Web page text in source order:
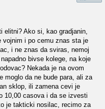
elitni? Ako si, kao gradjanin,
vojnim i po cemu znas sta je
i ne znas da sviras, nemoj
bivse kolege, na koje
Nekada je na ovom
moglo da ne bude para, ali za
sklop, ili zamena cevi je
10,00 casova i da se izvesti
je takticki nosilac, recimo za